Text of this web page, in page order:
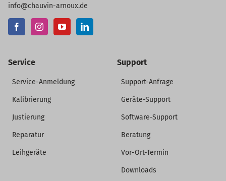
info@chauvin-arnoux.de
Service
Service-Anmeldung
Kalibrierung
Justierung
Reparatur
Leihgeräte
Support
Support-Anfrage
Geräte-Support
Software-Support
Beratung
Vor-Ort-Termin
Downloads